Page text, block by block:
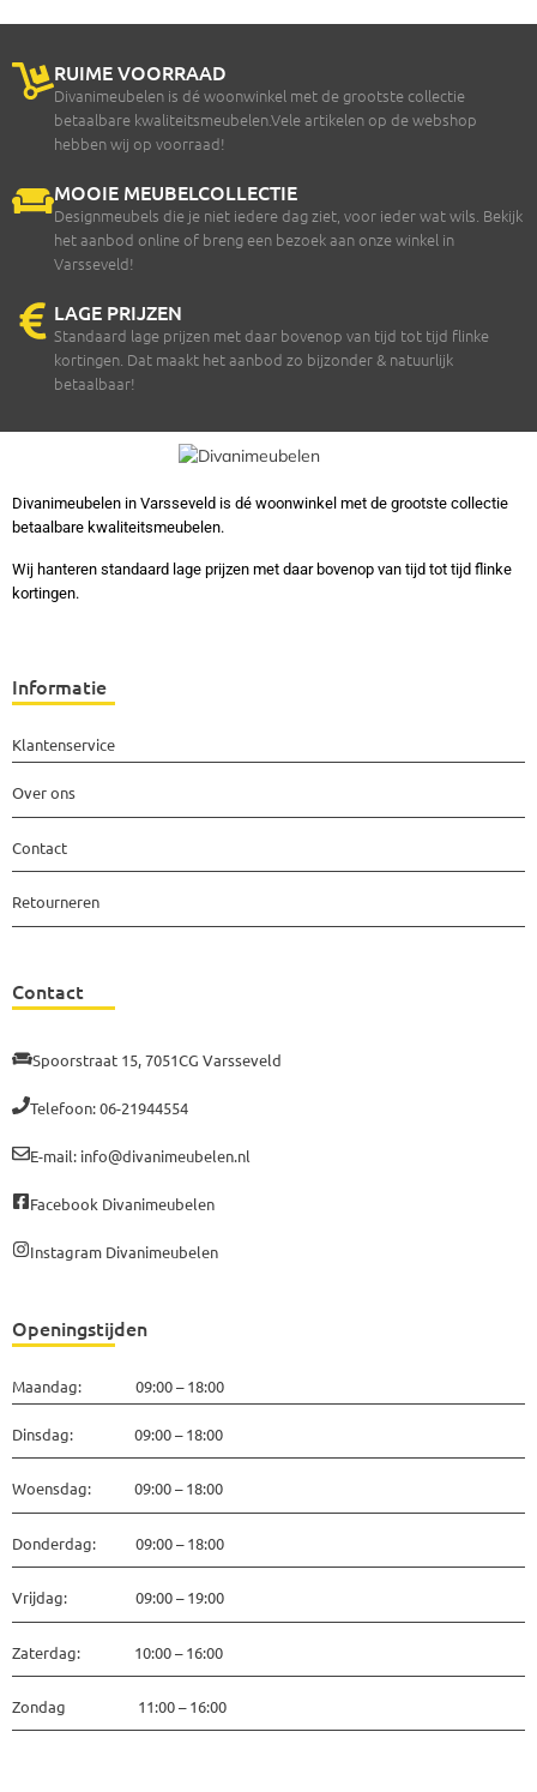
RUIME VOORRAAD
Divanimeubelen is dé woonwinkel met de grootste collectie
betaalbare kwaliteitsmeubelen.Vele artikelen op de webshop
hebben wij op voorraad!
MOOIE MEUBELCOLLECTIE
Designmeubels die je niet iedere dag ziet, voor ieder wat wils. Bekijk
het aanbod online of breng een bezoek aan onze winkel in
Varsseveld!
LAGE PRIJZEN
Standaard lage prijzen met daar bovenop van tijd tot tijd flinke
kortingen. Dat maakt het aanbod zo bijzonder & natuurlijk
betaalbaar!
Divanimeubelen in Varsseveld is dé woonwinkel met de grootste collectie
betaalbare kwaliteitsmeubelen.
Wij hanteren standaard lage prijzen met daar bovenop van tijd tot tijd flinke
kortingen.
Informatie
Klantenservice
Over ons
Contact
Retourneren
Contact
Spoorstraat 15, 7051CG Varsseveld
Telefoon: 06-21944554
E-mail: info@divanimeubelen.nl
Facebook Divanimeubelen
Instagram Divanimeubelen
Openingstijden
Maandag: 09:00 – 18:00
Dinsdag: 09:00 – 18:00
Woensdag: 09:00 – 18:00
Donderdag: 09:00 – 18:00
Vrijdag: 09:00 – 19:00
Zaterdag: 10:00 – 16:00
Zondag 11:00 – 16:00